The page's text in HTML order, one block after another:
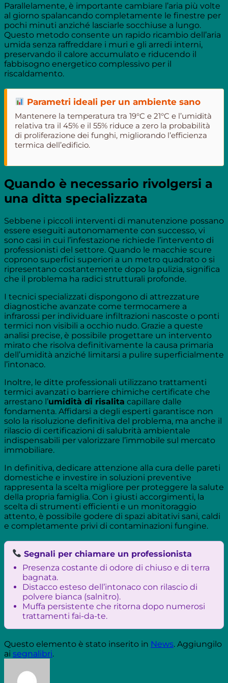
Parallelamente, è importante cambiare l’aria più volte
al giorno spalancando completamente le finestre per
pochi minuti anziché lasciarle socchiuse a lungo.
Questo metodo consente un rapido ricambio dell’aria
umida senza raffreddare i muri e gli arredi interni,
preservando il calore accumulato e riducendo il
fabbisogno energetico complessivo per il
riscaldamento.
Parametri ideali per un ambiente sano
Mantenere la temperatura tra 19°C e 21°C e l’umidità
relativa tra il 45% e il 55% riduce a zero la probabilità
di proliferazione dei funghi, migliorando l’efficienza
termica dell’edificio.
Quando è necessario rivolgersi a
una ditta specializzata
Sebbene i piccoli interventi di manutenzione possano
essere eseguiti autonomamente con successo, vi
sono casi in cui l’infestazione richiede l’intervento di
professionisti del settore. Quando le macchie scure
coprono superfici superiori a un metro quadrato o si
ripresentano costantemente dopo la pulizia, significa
che il problema ha radici strutturali profonde.
I tecnici specializzati dispongono di attrezzature
diagnostiche avanzate come termocamere a
infrarossi per individuare infiltrazioni nascoste o ponti
termici non visibili a occhio nudo. Grazie a queste
analisi precise, è possibile progettare un intervento
mirato che risolva definitivamente la causa primaria
dell’umidità anziché limitarsi a pulire superficialmente
l’intonaco.
Inoltre, le ditte professionali utilizzano trattamenti
termici avanzati o barriere chimiche certificate che
arrestano l’umidità di risalita capillare dalle
fondamenta. Affidarsi a degli esperti garantisce non
solo la risoluzione definitiva del problema, ma anche il
rilascio di certificazioni di salubrità ambientale
indispensabili per valorizzare l’immobile sul mercato
immobiliare.
In definitiva, dedicare attenzione alla cura delle pareti
domestiche e investire in soluzioni preventive
rappresenta la scelta migliore per proteggere la salute
della propria famiglia. Con i giusti accorgimenti, la
scelta di strumenti efficienti e un monitoraggio
attento, è possibile godere di spazi abitativi sani, caldi
e completamente privi di contaminazioni fungine.
Segnali per chiamare un professionista
Presenza costante di odore di chiuso e di terra
bagnata.
Distacco esteso dell’intonaco con rilascio di
polvere bianca (salnitro).
Muffa persistente che ritorna dopo numerosi
trattamenti fai-da-te.
Questo elemento è stato inserito in News. Aggiungilo
ai segnalibri.